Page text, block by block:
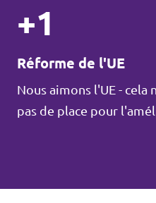
+1
Réforme de l'UE
Nous aimons l'UE - cela
pas de place pour